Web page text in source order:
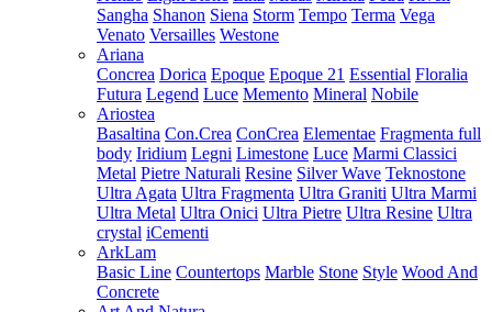
Sangha Shanon Siena Storm Tempo Terma Vega
Venato Versailles Westone
Ariana
Concrea Dorica Epoque Epoque 21 Essential Floralia
Futura Legend Luce Memento Mineral Nobile
Ariostea
Basaltina Con.Crea ConCrea Elementae Fragmenta full
body Iridium Legni Limestone Luce Marmi Classici
Metal Pietre Naturali Resine Silver Wave Teknostone
Ultra Agata Ultra Fragmenta Ultra Graniti Ultra Marmi
Ultra Metal Ultra Onici Ultra Pietre Ultra Resine Ultra
crystal iCementi
ArkLam
Basic Line Countertops Marble Stone Style Wood And
Concrete